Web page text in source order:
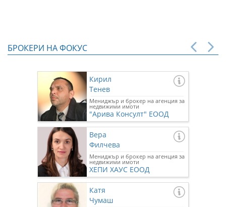
БРОКЕРИ НА ФОКУС
Кирил
Тенев
Мениджър и брокер на агенция за
недвижими имоти
"Арива Консулт" ЕООД
Вера
Филчева
Мениджър и брокер на агенция за
недвижими имоти
ХЕПИ ХАУС ЕООД
Катя
Чумаш